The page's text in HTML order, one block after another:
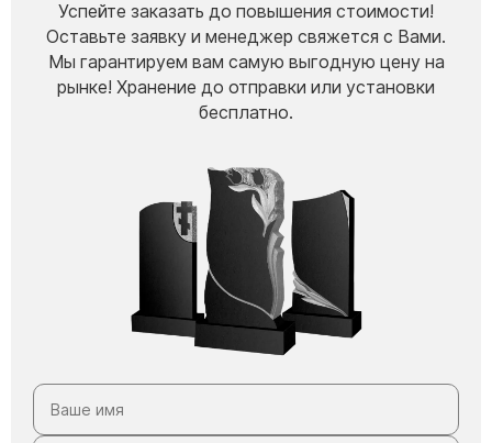
Тротуарная плитка
Вазы полимерные
Подсвечники
Скульптуры в полный рост
Скульптуры "Ангел" литиевые
Барельефы
Кресты
Голуби
Успейте заказать до повышения стоимости!
Оставьте заявку и менеджер свяжется с Вами.
Мы гарантируем вам самую выгодную цену на
рынке! Хранение до отправки или установки
бесплатно.